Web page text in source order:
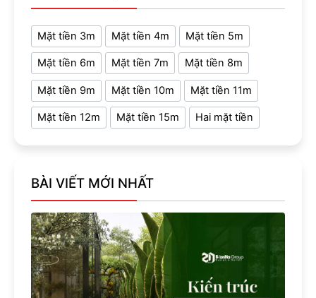
Mặt tiền 3m Mặt tiền 4m Mặt tiền 5m
Mặt tiền 6m Mặt tiền 7m Mặt tiền 8m
Mặt tiền 9m Mặt tiền 10m Mặt tiền 11m
Mặt tiền 12m Mặt tiền 15m Hai mặt tiền
BÀI VIẾT MỚI NHẤT